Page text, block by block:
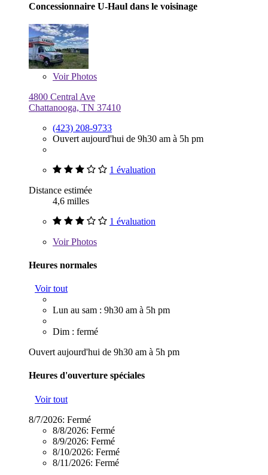
Concessionnaire U-Haul dans le voisinage
VoirPhotos
4800 Central Ave
Chattanooga, TN 37410
(423) 208-9733
Ouvert aujourd'hui de 9h30 am à 5h pm
1 évaluation
Distance estimée
4,6 milles
1 évaluation
VoirPhotos
Heures normales
Voir tout
Lun au sam : 9h30 am à 5h pm
Dim : fermé
Ouvert aujourd'hui de 9h30 am à 5h pm
Heures d'ouverture spéciales
Voir tout
8/7/2026: Fermé
8/8/2026: Fermé
8/9/2026: Fermé
8/10/2026: Fermé
8/11/2026: Fermé